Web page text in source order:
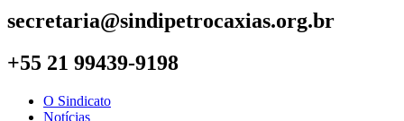
secretaria@sindipetrocaxias.org.br
+55 21 99439-9198
O Sindicato
Notícias